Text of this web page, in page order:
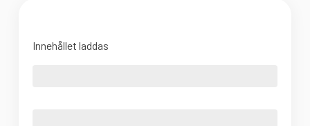
Innehållet laddas